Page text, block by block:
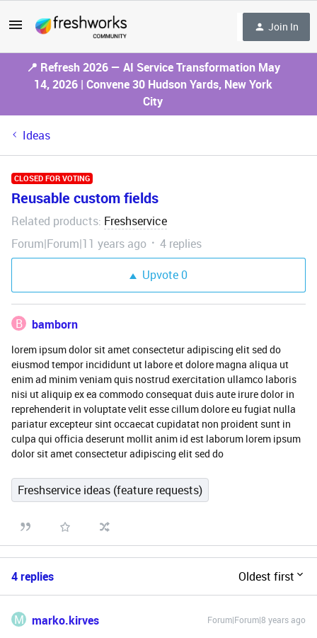
Join In
📍 Refresh 2026 — AI Service Transformation May
14, 2026 | Convene 30 Hudson Yards, New York
City
Ideas
CLOSED FOR VOTING
Reusable custom fields
Related products: Freshservice
Forum|Forum|11 years ago
4 replies
Upvote0
B bamborn
lorem ipsum dolor sit amet consectetur adipiscing elit sed do
eiusmod tempor incididunt ut labore et dolore magna aliqua ut
enim ad minim veniam quis nostrud exercitation ullamco laboris
nisi ut aliquip ex ea commodo consequat duis aute irure dolor in
reprehenderit in voluptate velit esse cillum dolore eu fugiat nulla
pariatur excepteur sint occaecat cupidatat non proident sunt in
culpa qui officia deserunt mollit anim id est laborum lorem ipsum
dolor sit amet consectetur adipiscing elit sed do
Freshservice ideas (feature requests)
4 replies Oldest first
M marko.kirves Forum|Forum|8 years ago